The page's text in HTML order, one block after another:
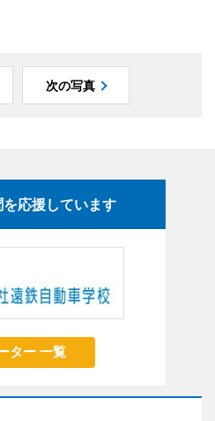
次の写真
応援しています
ター 一覧